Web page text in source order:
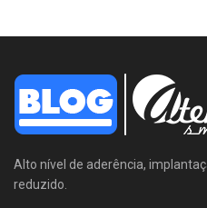
Alto nível de aderência,
reduzido.